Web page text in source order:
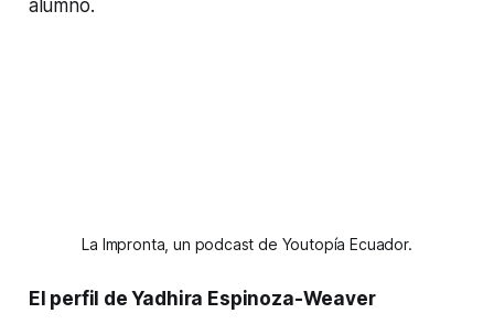
alumno.
La Impronta, un podcast de Youtopía Ecuador.
El perfil de Yadhira Espinoza-Weaver